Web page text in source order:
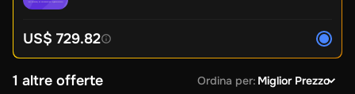
US$ 729.82
1 altre offerte Ordina per: Miglior Prezzo